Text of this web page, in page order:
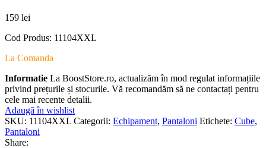
159 lei
Cod Produs: 11104XXL
La Comanda
Informatie La BoostStore.ro, actualizăm în mod regulat informațiile
privind prețurile și stocurile. Vă recomandăm să ne contactați pentru
cele mai recente detalii.
Adaugă în wishlist
SKU: 11104XXL Categorii: Echipament, Pantaloni Etichete: Cube,
Pantaloni
Share: